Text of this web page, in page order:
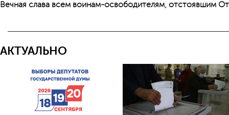
Вечная слава всем воинам-освободителям, отстоявшим
АКТУАЛЬНО